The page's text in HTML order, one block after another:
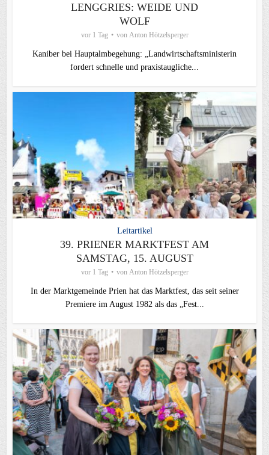
LENGGRIES: WEIDE UND
WOLF
vor 1 Tag von Anton Hötzelsperger
Kaniber bei Hauptalmbegehung: „Landwirtschaftsministerin
fordert schnelle und praxistaugliche...
Leitartikel
39. PRIENER MARKTFEST AM
SAMSTAG, 15. AUGUST
vor 1 Tag von Anton Hötzelsperger
In der Marktgemeinde Prien hat das Marktfest, das seit seiner
Premiere im August 1982 als das „Fest...